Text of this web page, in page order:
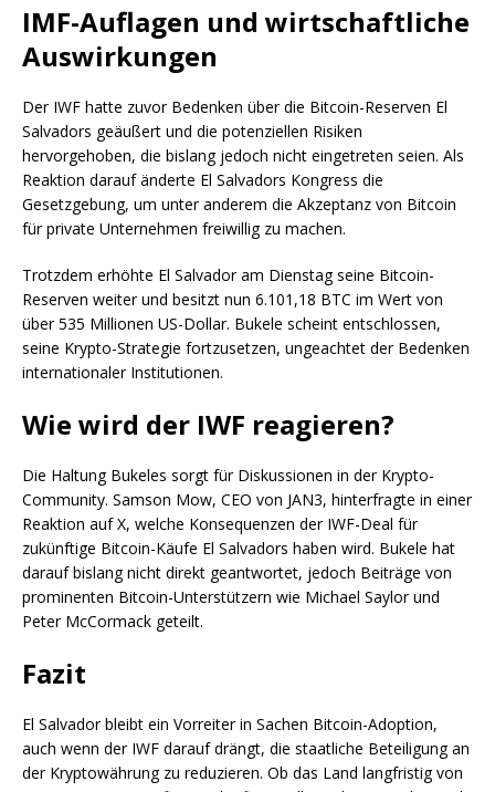
IMF-Auflagen und wirtschaftliche
Auswirkungen
Der IWF hatte zuvor Bedenken über die Bitcoin-Reserven El
Salvadors geäußert und die potenziellen Risiken
hervorgehoben, die bislang jedoch nicht eingetreten seien. Als
Reaktion darauf änderte El Salvadors Kongress die
Gesetzgebung, um unter anderem die Akzeptanz von Bitcoin
für private Unternehmen freiwillig zu machen.
Trotzdem erhöhte El Salvador am Dienstag seine Bitcoin-
Reserven weiter und besitzt nun 6.101,18 BTC im Wert von
über 535 Millionen US-Dollar. Bukele scheint entschlossen,
seine Krypto-Strategie fortzusetzen, ungeachtet der Bedenken
internationaler Institutionen.
Wie wird der IWF reagieren?
Die Haltung Bukeles sorgt für Diskussionen in der Krypto-
Community. Samson Mow, CEO von JAN3, hinterfragte in einer
Reaktion auf X, welche Konsequenzen der IWF-Deal für
zukünftige Bitcoin-Käufe El Salvadors haben wird. Bukele hat
darauf bislang nicht direkt geantwortet, jedoch Beiträge von
prominenten Bitcoin-Unterstützern wie Michael Saylor und
Peter McCormack geteilt.
Fazit
El Salvador bleibt ein Vorreiter in Sachen Bitcoin-Adoption,
auch wenn der IWF darauf drängt, die staatliche Beteiligung an
der Kryptowährung zu reduzieren. Ob das Land langfristig von